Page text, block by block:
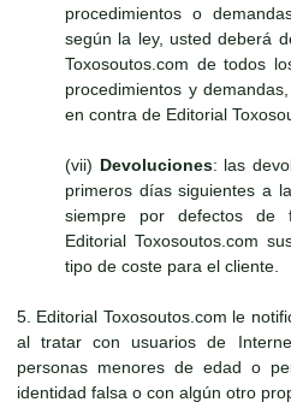
procedimientos o
según la ley, usted deberá
Toxosoutos.com de todos
procedimientos y
en contra de Editorial
(vii) Devoluciones: las
primeros días siguientes a
siempre por defectos de
Editorial Toxosoutos.com
tipo de coste para el cliente.
5. Editorial Toxosoutos.com le
al tratar con usuarios de
personas menores de edad o
identidad falsa o con algún otro